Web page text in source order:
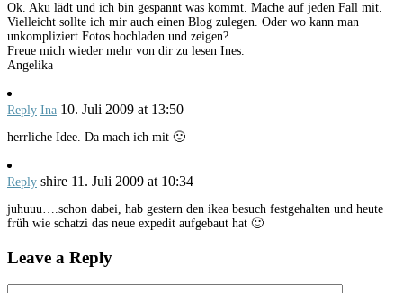
Ok. Aku lädt und ich bin gespannt was kommt. Mache auf jeden Fall mit.
Vielleicht sollte ich mir auch einen Blog zulegen. Oder wo kann man
unkompliziert Fotos hochladen und zeigen?
Freue mich wieder mehr von dir zu lesen Ines.
Angelika
Reply Ina 10. Juli 2009 at 13:50
herrliche Idee. Da mach ich mit 🙂
Reply shire 11. Juli 2009 at 10:34
juhuuu….schon dabei, hab gestern den ikea besuch festgehalten und heute
früh wie schatzi das neue expedit aufgebaut hat 🙂
Leave a Reply